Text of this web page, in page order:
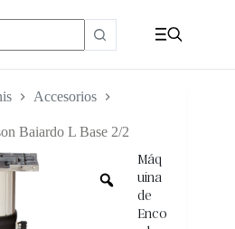
Accesorios
Baiardo L Base 2/2
Máq
uina
de
Enco